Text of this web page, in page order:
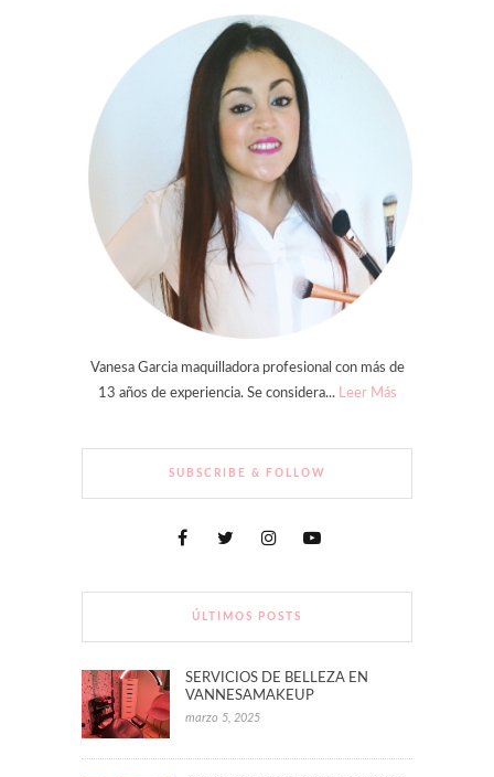
Vanesa Garcia maquilladora profesional con más de
13 años de experiencia. Se considera... Leer Más
SUBSCRIBE & FOLLOW
ÚLTIMOS POSTS
SERVICIOS DE BELLEZA EN
VANNESAMAKEUP
marzo 5, 2025